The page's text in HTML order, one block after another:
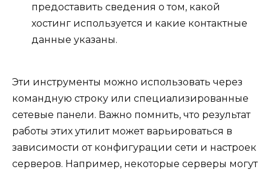
предоставить сведения о том, какой
хостинг используется и какие контактные
данные указаны.
Эти инструменты можно использовать через
командную строку или специализированные
сетевые панели. Важно помнить, что результат
работы этих утилит может варьироваться в
зависимости от конфигурации сети и настроек
серверов. Например, некоторые серверы могут